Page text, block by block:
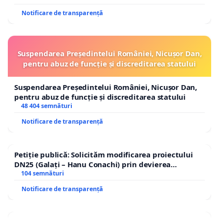
Notificare de transparență
Suspendarea Președintelui României, Nicușor Dan,
pentru abuz de funcție și discreditarea statului
Suspendarea Președintelui României, Nicușor Dan,
pentru abuz de funcție și discreditarea statului
48 404 semnături
Notificare de transparență
Petiție publică: Solicităm modificarea proiectului
DN25 (Galați – Hanu Conachi) prin devierea
traseului în afara localităților!
104 semnături
Notificare de transparență